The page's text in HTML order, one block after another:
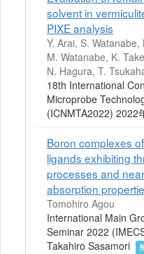
solvent in
PIXE analysis
Y. Arai, S.
M. Watanabe, K.
N. Hagura, T.
18th International
Microprobe
(ICNMTA2022) 2022
Boron complexes
ligands exhibiting
processes and
absorption
Tomohiro Agou
International Main
Seminar 2022
Takahiro Sasamori